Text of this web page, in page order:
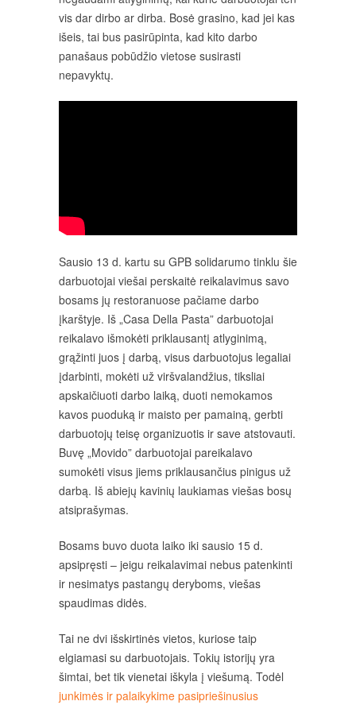
vis dar dirbo ar dirba. Bosė grasino, kad jei kas
išeis, tai bus pasirūpinta, kad kito darbo
panašaus pobūdžio vietose susirasti
nepavyktų.
Sausio 13 d. kartu su GPB solidarumo tinklu šie
darbuotojai viešai perskaitė reikalavimus savo
bosams jų restoranuose pačiame darbo
įkarštyje. Iš „Casa Della Pasta” darbuotojai
reikalavo išmokėti priklausantį atlyginimą,
grąžinti juos į darbą, visus darbuotojus legaliai
įdarbinti, mokėti už viršvalandžius, tiksliai
apskaičiuoti darbo laiką, duoti nemokamos
kavos puoduką ir maisto per pamainą, gerbti
darbuotojų teisę organizuotis ir save atstovauti.
Buvę „Movido” darbuotojai pareikalavo
sumokėti visus jiems priklausančius pinigus už
darbą. Iš abiejų kavinių laukiamas viešas bosų
atsiprašymas.
Bosams buvo duota laiko iki sausio 15 d.
apsipręsti – jeigu reikalavimai nebus patenkinti
ir nesimatys pastangų deryboms, viešas
spaudimas didės.
Tai ne dvi išskirtinės vietos, kuriose taip
elgiamasi su darbuotojais. Tokių istorijų yra
šimtai, bet tik vienetai iškyla į viešumą. Todėl
junkimės ir palaikykime pasipriešinusius